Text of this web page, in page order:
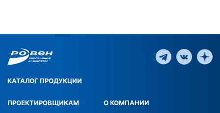
КАТАЛОГ ПРОДУКЦИИ
ПРОЕКТИРОВЩИКАМ О КОМПАНИИ